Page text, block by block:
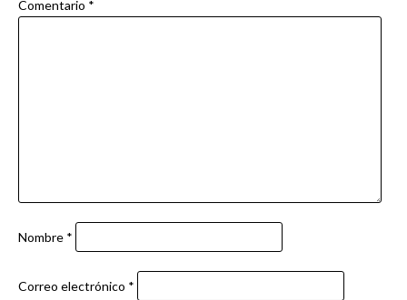
Comentario *
Nombre *
Correo electrónico *